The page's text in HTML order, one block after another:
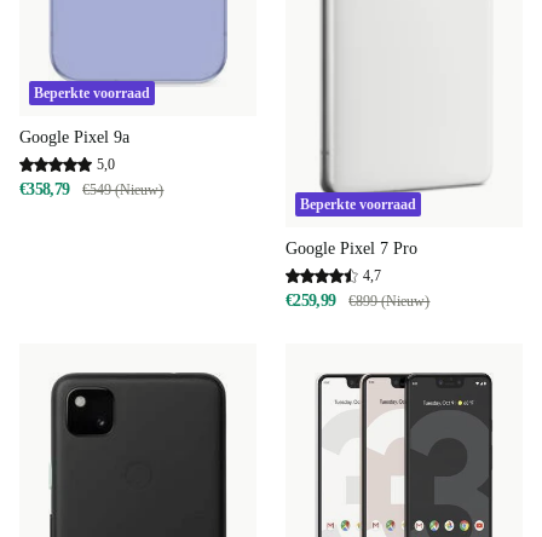
Beperkte voorraad
Google Pixel 9a
5,0
€358,79
€549 (Nieuw)
Beperkte voorraad
Google Pixel 7 Pro
4,7
€259,99 €899 (Nieuw)